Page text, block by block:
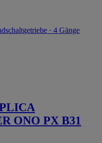
· 4 Gänge
ONO PX B31